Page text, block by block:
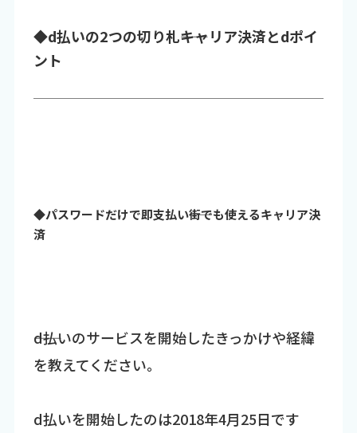
◆d払いの2つの切り札――キャリア決済とdポイ
ント
◆パスワードだけで即支払い――街でも使えるキャリア決
済
――d払いのサービスを開始したきっかけや経緯
を教えてください。
d払いを開始したのは2018年4月25日です